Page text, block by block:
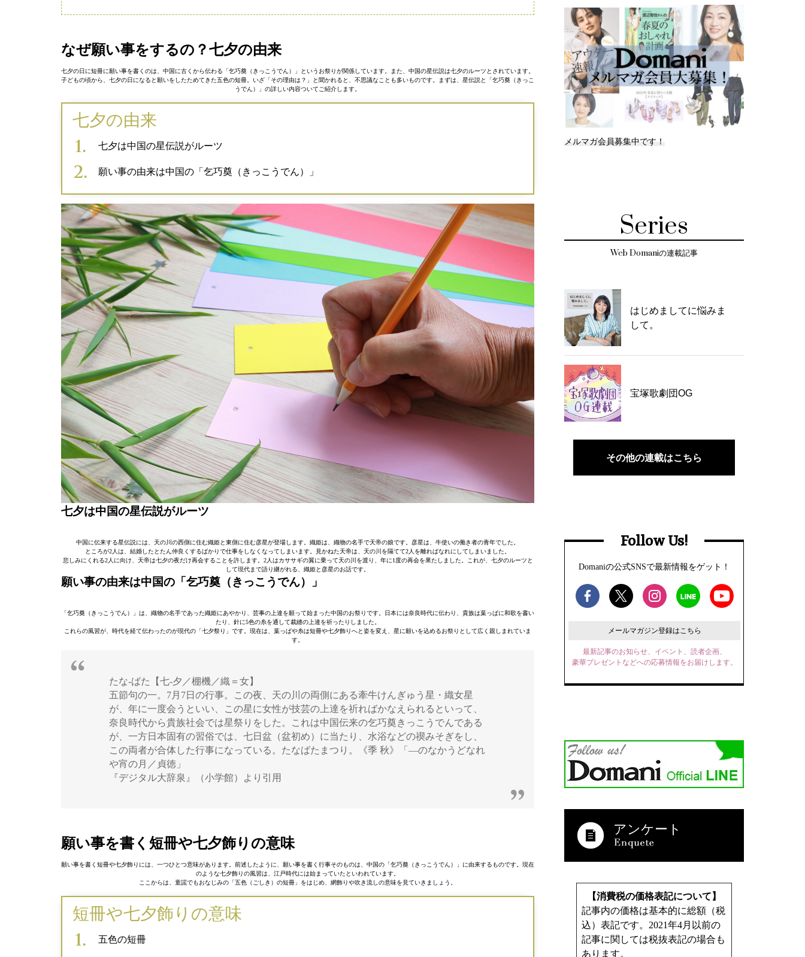
なぜ願い事をするの？七夕の由来
七夕の日に短冊に願い事を書くのは、中国に古くから伝わる「乞巧奠（きっこうでん）」というお祭りが関係しています。また、中国の星伝説は七夕のルーツとされています。
子どもの頃から、七夕の日になると願いをしたためてきた五色の短冊。いざ「その理由は？」と聞かれると、不思議なことも多いものです。まずは、星伝説と「乞巧奠（きっこ
うでん）」の詳しい内容ついてご紹介します。
七夕の由来
七夕は中国の星伝説がルーツ
願い事の由来は中国の「乞巧奠（きっこうでん）」
七夕は中国の星伝説がルーツ
中国に伝来する星伝説には、天の川の西側に住む織姫と東側に住む彦星が登場します。織姫は、織物の名手で天帝の娘です。彦星は、牛使いの働き者の青年でした。
ところが2人は、結婚したとたん仲良くするばかりで仕事をしなくなってしまいます。見かねた天帝は、天の川を隔てて2人を離ればなれにしてしまいました。
悲しみにくれる2人に向け、天帝は七夕の夜だけ再会することを許します。2人はカササギの翼に乗って天の川を渡り、年に1度の再会を果たしました。これが、七夕のルーツと
して現代まで語り継がれる、織姫と彦星のお話です。
願い事の由来は中国の「乞巧奠（きっこうでん）」
「乞巧奠（きっこうでん）」は、織物の名手であった織姫にあやかり、芸事の上達を願って始まった中国のお祭りです。日本には奈良時代に伝わり、貴族は葉っぱに和歌を書い
たり、針に5色の糸を通して裁縫の上達を祈ったりしました。
これらの風習が、時代を経て伝わったのが現代の「七夕祭り」です。現在は、葉っぱや糸は短冊や七夕飾りへと姿を変え、星に願いを込めるお祭りとして広く親しまれていま
す。
たな‐ばた【七‐夕／棚機／織＝女】
五節句の一。7月7日の行事。この夜、天の川の両側にある牽牛けんぎゅう星・織女星
が、年に一度会うといい、この星に女性が技芸の上達を祈ればかなえられるといって、
奈良時代から貴族社会では星祭りをした。これは中国伝来の乞巧奠きっこうでんである
が、一方日本固有の習俗では、七日盆（盆初め）に当たり、水浴などの禊みそぎをし、
この両者が合体した行事になっている。たなばたまつり。《季 秋》「―のなかうどなれ
や宵の月／貞徳」
『デジタル大辞泉』（小学館）より引用
願い事を書く短冊や七夕飾りの意味
願い事を書く短冊や七夕飾りには、一つひとつ意味があります。前述したように、願い事を書く行事そのものは、中国の「乞巧奠（きっこうでん）」に由来するものです。現在
のような七夕飾りの風習は、江戸時代には始まっていたといわれています。
ここからは、童謡でもおなじみの「五色（ごしき）の短冊」をはじめ、網飾りや吹き流しの意味を見ていきましょう。
短冊や七夕飾りの意味
五色の短冊
メルマガ会員募集中です！
Series
Web Domaniの連載記事
はじめましてに悩みま
して。
宝塚歌劇団OG
その他の連載はこちら
Follow Us!
Domaniの公式SNSで最新情報をゲット！
メールマガジン登録はこちら
最新記事のお知らせ、イベント、読者企画、
豪華プレゼントなどへの応募情報をお届けします。
アンケート
【消費税の価格表記について】
記事内の価格は基本的に総額（税
込）表記です。2021年4月以前の
記事に関しては税抜表記の場合も
あります。